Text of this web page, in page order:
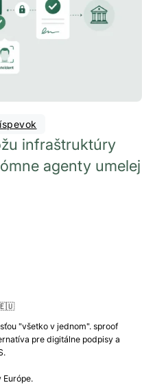
infraštruktúry
agenty umelej
🇪🇺
"všetko v jednom". sproof
pre digitálne podpisy a
Európe.